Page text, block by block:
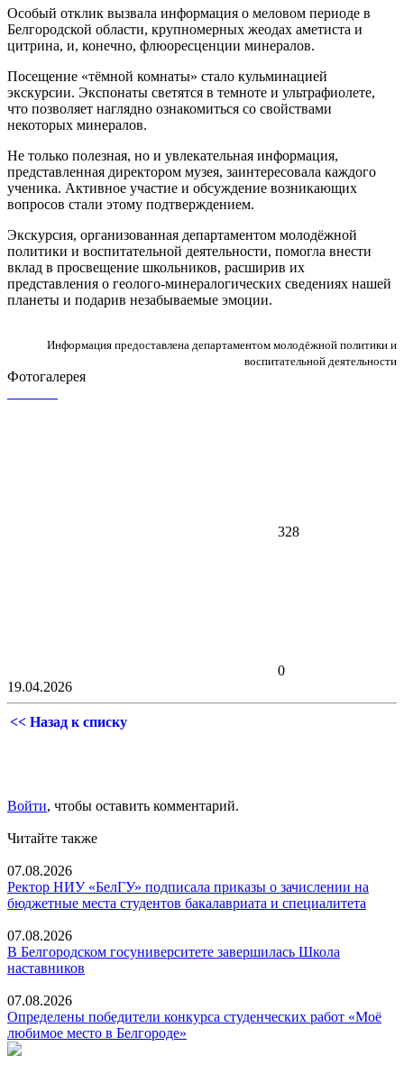
Особый отклик вызвала информация о меловом периоде в
Белгородской области, крупномерных жеодах аметиста и
цитрина, и, конечно, флюоресценции минералов.
Посещение «тёмной комнаты» стало кульминацией
экскурсии. Экспонаты светятся в темноте и ультрафиолете,
что позволяет наглядно ознакомиться со свойствами
некоторых минералов.
Не только полезная, но и увлекательная информация,
представленная директором музея, заинтересовала каждого
ученика. Активное участие и обсуждение возникающих
вопросов стали этому подтверждением.
Экскурсия, организованная департаментом молодёжной
политики и воспитательной деятельности, помогла внести
вклад в просвещение школьников, расширив их
представления о геолого-минералогических сведениях нашей
планеты и подарив незабываемые эмоции.
Информация предоставлена департаментом молодёжной политики и
воспитательной деятельности
Фотогалерея
328
0
19.04.2026
<< Назад к списку
Войти, чтобы оставить комментарий.
Читайте также
07.08.2026
Ректор НИУ «БелГУ» подписала приказы о зачислении на
бюджетные места студентов бакалавриата и специалитета
07.08.2026
В Белгородском госуниверситете завершилась Школа
наставников
07.08.2026
Определены победители конкурса студенческих работ «Моё
любимое место в Белгороде»